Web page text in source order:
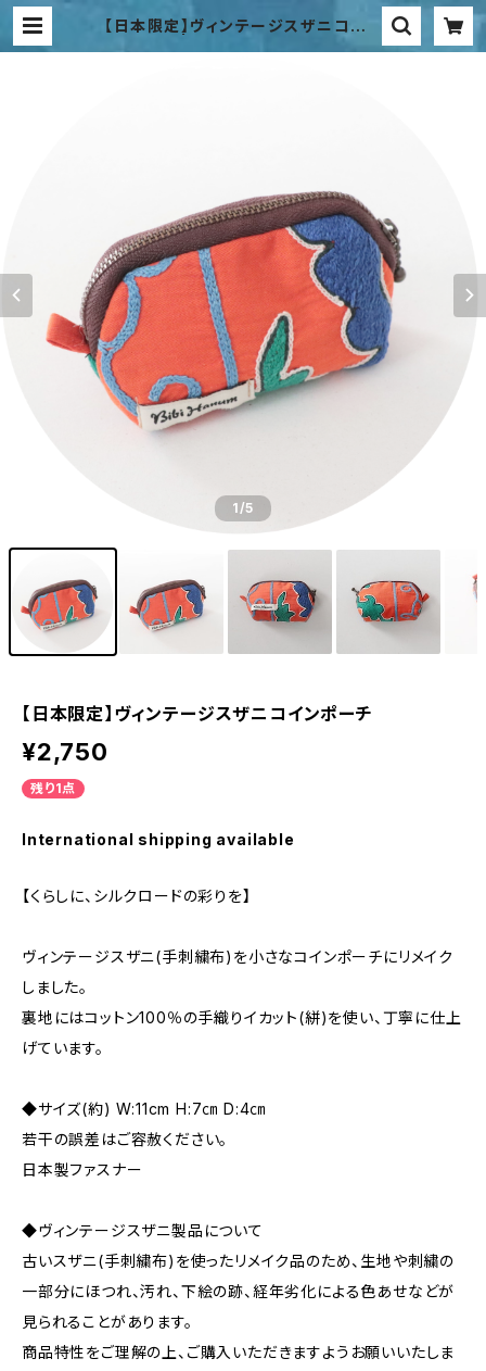
【日本限定】ヴィンテージスザニコイン
ポーチ | Bibi Hanum Japan
1/5
【日本限定】ヴィンテージスザニコインポーチ
¥2,750
残り1点
International shipping available
【くらしに、シルクロードの彩りを】
ヴィンテージスザニ(手刺繍布)を小さなコインポーチにリメイク
しました。
裏地にはコットン100％の手織りイカット(絣)を使い、丁寧に仕上
げています。
◆サイズ(約) W:11cm H:7㎝ D:4㎝
若干の誤差はご容赦ください。
日本製ファスナー
◆ヴィンテージスザニ製品について
古いスザニ(手刺繍布)を使ったリメイク品のため、生地や刺繍の
一部分にほつれ、汚れ、下絵の跡、経年劣化による色あせなどが
見られることがあります。
商品特性をご理解の上、ご購入いただきますようお願いいたしま